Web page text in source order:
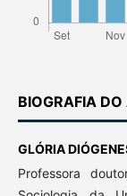
BIOGRAFIA DO
GLÓRIA
Professora